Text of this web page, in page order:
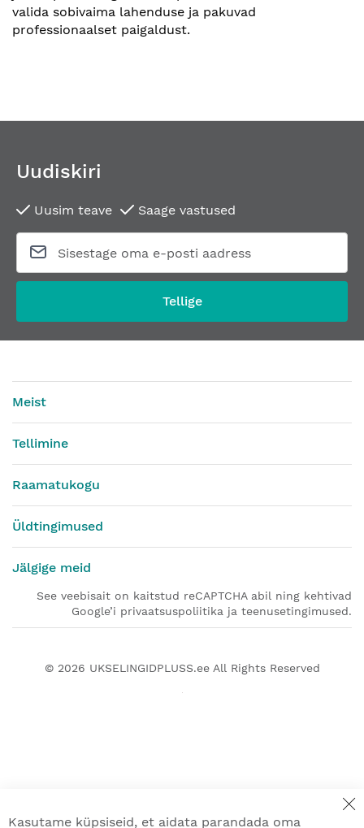
valida sobivaima lahenduse ja pakuvad
professionaalset paigaldust.
Uudiskiri
Uusim teave Saage vastused
Tellige
Meist
Tellimine
Raamatukogu
Üldtingimused
Jälgige meid
See veebisait on kaitstud reCAPTCHA abil ning kehtivad
Google’i privaatsuspoliitika ja teenusetingimused.
© 2026 UKSELINGIDPLUSS.eeAll Rights Reserved
Kasutame küpsiseid, et aidata parandada oma